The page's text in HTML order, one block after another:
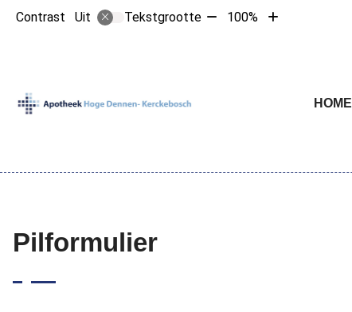
Contrast Uit Tekstgrootte Tekst100%
Tekst
HOME
Pilformulier